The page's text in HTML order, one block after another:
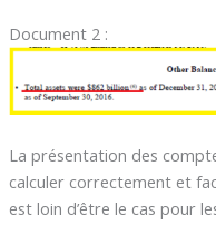
Document 2 :
La présentation des
calculer correctement et
est loin d’être le cas pour